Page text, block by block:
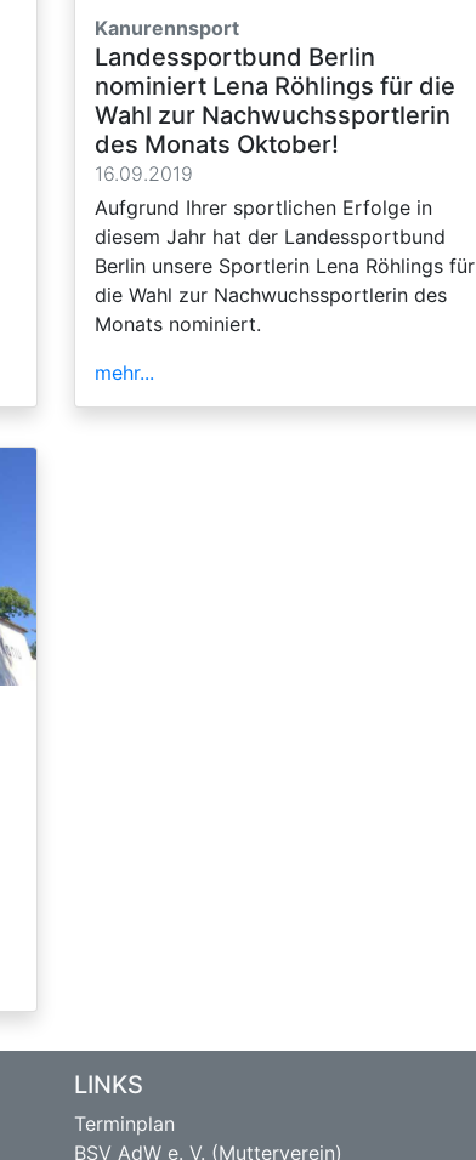
Kanurennsport
Landessportbund Berlin
nominiert Lena Röhlings für die
Wahl zur Nachwuchssportlerin
des Monats Oktober!
16.09.2019
Aufgrund Ihrer sportlichen Erfolge in
diesem Jahr hat der Landessportbund
Berlin unsere Sportlerin Lena Röhlings für
die Wahl zur Nachwuchssportlerin des
Monats nominiert.
mehr...
LINKS
Terminplan
BSV AdW e. V. (Mutterverein)